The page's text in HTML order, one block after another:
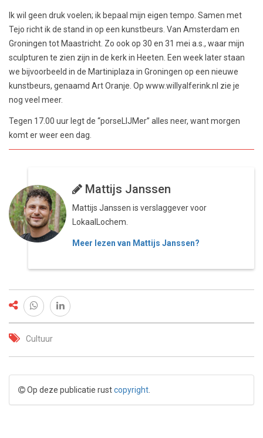
Ik wil geen druk voelen; ik bepaal mijn eigen tempo. Samen met
Tejo richt ik de stand in op een kunstbeurs. Van Amsterdam en
Groningen tot Maastricht. Zo ook op 30 en 31 mei a.s., waar mijn
sculpturen te zien zijn in de kerk in Heeten. Een week later staan
we bijvoorbeeld in de Martiniplaza in Groningen op een nieuwe
kunstbeurs, genaamd Art Oranje. Op www.willyalferink.nl zie je
nog veel meer.
Tegen 17.00 uur legt de “porseLIJMer” alles neer, want morgen
komt er weer een dag.
Mattijs Janssen
Mattijs Janssen is verslaggever voor
LokaalLochem.
Meer lezen van Mattijs Janssen?
Cultuur
Op deze publicatie rustcopyright